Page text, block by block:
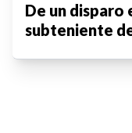
De un disparo
subteniente